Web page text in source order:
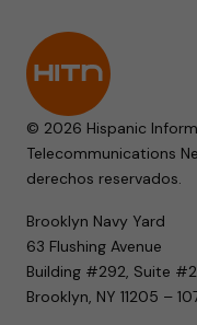
© 2026 Hispanic
Telecommunications
derechos reservados.
Brooklyn Navy Yard
63 Flushing Avenue
Building #292, Suite
Brooklyn, NY 11205 –